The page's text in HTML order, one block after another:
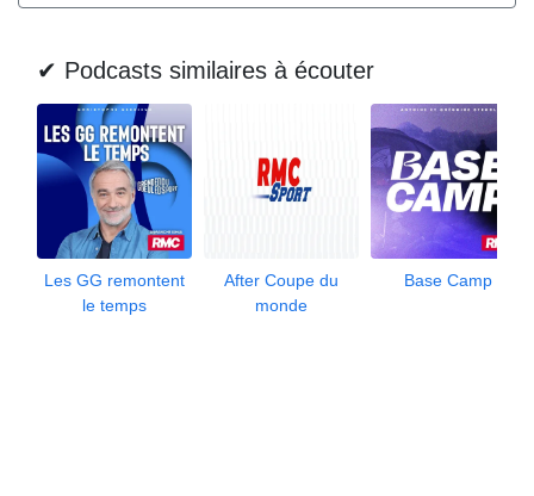
✔ Podcasts similaires à écouter
Les GG remontent
le temps
After Coupe du
monde
Base Camp